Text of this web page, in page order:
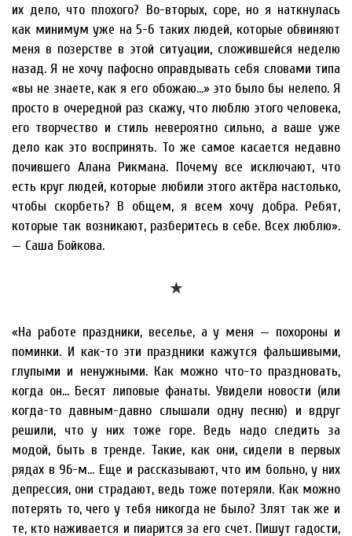
их дело, что плохого? Во-вторых, соре, но я наткнулась
как минимум уже на 5-6 таких людей, которые обвиняют
меня в позерстве в этой ситуации, сложившейся неделю
назад. Я не хочу пафосно оправдывать себя словами типа
«вы не знаете, как я его обожаю…» это было бы нелепо. Я
просто в очередной раз скажу, что люблю этого человека,
его творчество и стиль невероятно сильно, а ваше уже
дело как это воспринять. То же самое касается недавно
почившего Алана Рикмана. Почему все исключают, что
есть круг людей, которые любили этого актёра настолько,
чтобы скорбеть? В общем, я всем хочу добра. Ребят,
которые так возникают, разберитесь в себе. Всех люблю».
— Саша Бойкова.
★
«На работе праздники, веселье, а у меня — похороны и
поминки. И как-то эти праздники кажутся фальшивыми,
глупыми и ненужными. Как можно что-то праздновать,
когда он… Бесят липовые фанаты. Увидели новости (или
когда-то давным-давно слышали одну песню) и вдруг
решили, что у них тоже горе. Ведь надо следить за
модой, быть в тренде. Такие, как они, сидели в первых
рядах в 96-м… Еще и рассказывают, что им больно, у них
депрессия, они страдают, ведь тоже потеряли. Как можно
потерять то, чего у тебя никогда не было? Злят так же и
те, кто наживается и пиарится за его счет. Пишут гадости,